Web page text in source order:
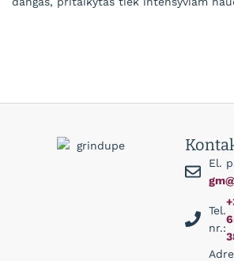
El.
Tel.
nr.: